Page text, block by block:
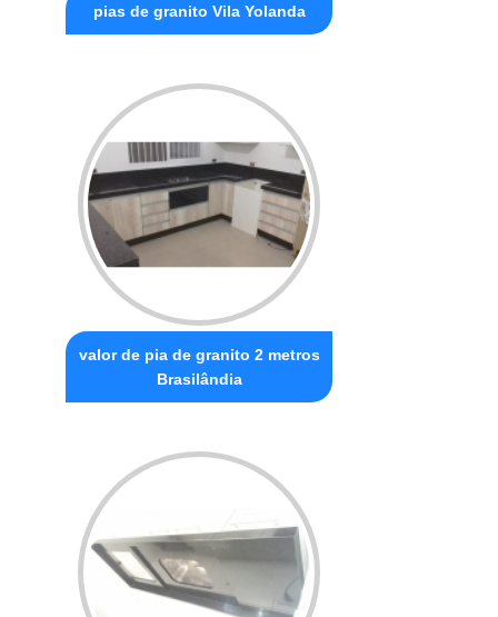
pias de granito Vila Yolanda
valor de pia de granito 2 metros
Brasilândia